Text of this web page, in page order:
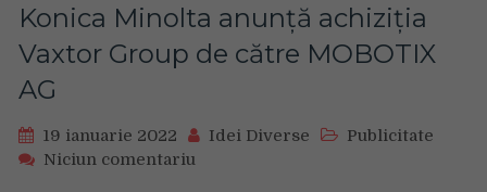
indiferent
de
servicii
Konica Minolta anunță achiziția
Vaxtor Group de către MOBOTIX
AG
19 ianuarie 2022 Idei Diverse
Publicitate
Niciun comentariu